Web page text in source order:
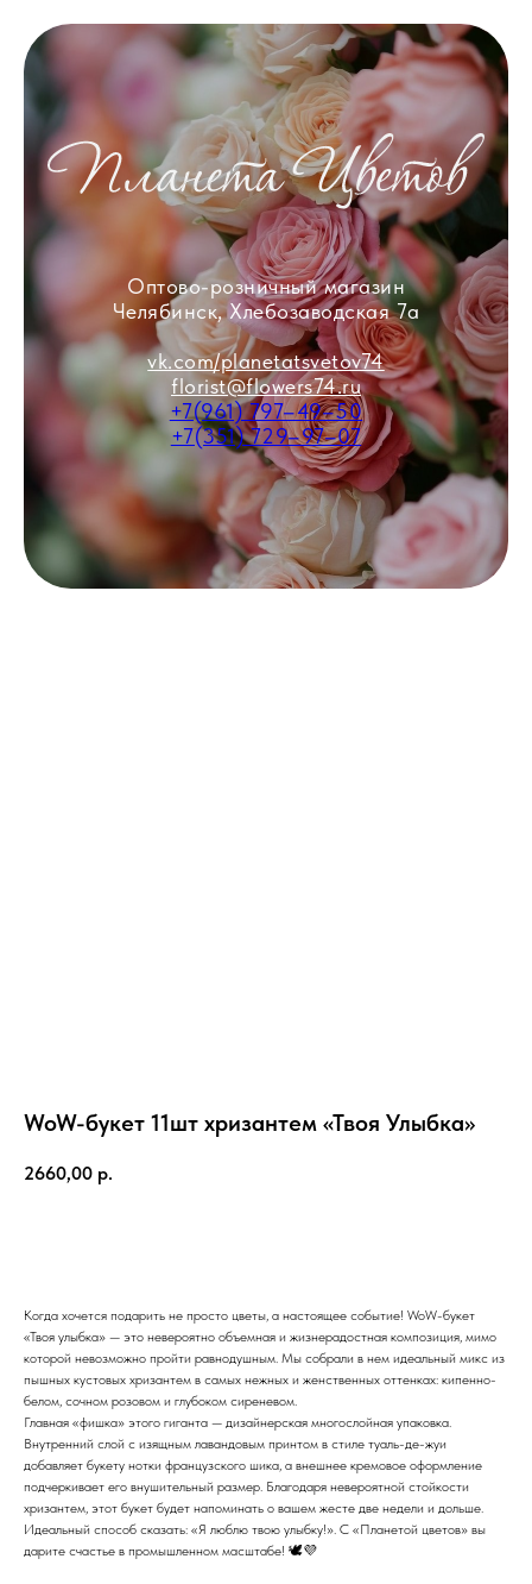
Оптово-розничный магазин
Челябинск, Хлебозаводская 7а
vk.com/planetatsvetov74
florist@flowers74.ru
+7(961) 797–49–50
+7(351) 729–97–07
WoW-букет 11шт хризантем «Твоя Улыбка»
2660,00 р.
Когда хочется подарить не просто цветы, а настоящее событие! WoW-букет
«Твоя улыбка» — это невероятно объемная и жизнерадостная композиция, мимо
которой невозможно пройти равнодушным. Мы собрали в нем идеальный микс из
пышных кустовых хризантем в самых нежных и женственных оттенках: кипенно-
белом, сочном розовом и глубоком сиреневом.
Главная «фишка» этого гиганта — дизайнерская многослойная упаковка.
Внутренний слой с изящным лавандовым принтом в стиле туаль-де-жуи
добавляет букету нотки французского шика, а внешнее кремовое оформление
подчеркивает его внушительный размер. Благодаря невероятной стойкости
хризантем, этот букет будет напоминать о вашем жесте две недели и дольше.
Идеальный способ сказать: «Я люблю твою улыбку!». С «Планетой цветов» вы
дарите счастье в промышленном масштабе! 🕊️💜